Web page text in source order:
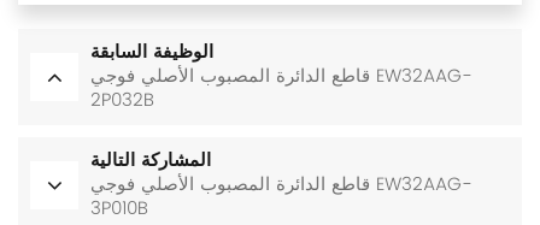
الوظيفة السابقة
قاطع الدائرة المصبوب الأصلي فوجي EW32AAG-
2P032B
المشاركة التالية
قاطع الدائرة المصبوب الأصلي فوجي EW32AAG-
3P010B